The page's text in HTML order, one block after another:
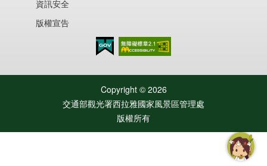
資訊安全
版權宣告
Copyright © 2026
交通部觀光署西拉雅國家風景區管理處
版權所有
智慧